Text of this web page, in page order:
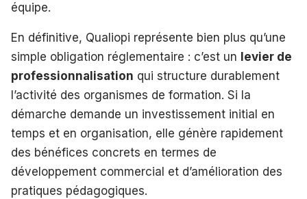
équipe.
En définitive, Qualiopi représente bien plus qu’une
simple obligation réglementaire : c’est un levier de
professionnalisation qui structure durablement
l’activité des organismes de formation. Si la
démarche demande un investissement initial en
temps et en organisation, elle génère rapidement
des bénéfices concrets en termes de
développement commercial et d’amélioration des
pratiques pédagogiques.